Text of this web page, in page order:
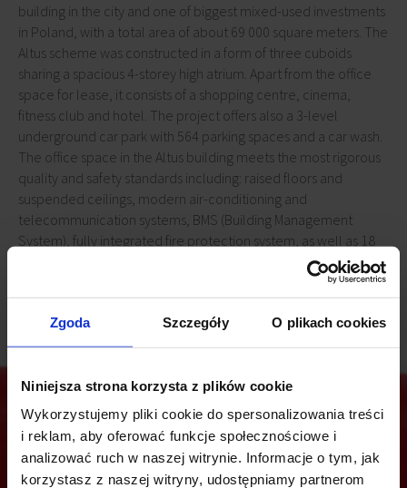
Zgoda Szczegóły O plikach cookies
Niniejsza strona korzysta z plików cookie
Wykorzystujemy pliki cookie do spersonalizowania treści
i reklam, aby oferować funkcje społecznościowe i
analizować ruch w naszej witrynie. Informacje o tym, jak
korzystasz z naszej witryny, udostępniamy partnerom
building in the city and one of biggest mixed-used investments
in Poland, with a total area of about 69 000 square meters. The
Altus scheme was constructed in a form of three cuboids
sharing a spacious 4-storey high atrium. Apart from the office
space for lease, it consists of a shopping centre, cinema,
fitness club and hotel. The project offers also a 3-level
underground car park with 564 parking spaces and a car wash.
The office space in the Altus building meets the most rigorous
quality and safety standards including: raised floors and
suspended ceilings, modern air-conditioning and
telecommunication systems, BMS (Building Management
System), fully integrated fire protection system, as well as 18
Are you interested in this offer?